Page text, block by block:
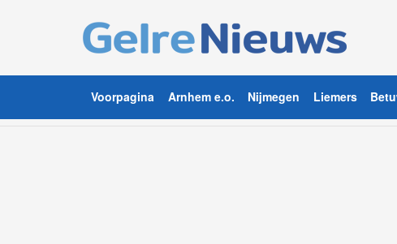
Voorpagina Arnhem e.o. Nijmegen Liemers